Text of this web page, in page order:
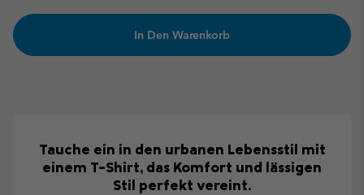
In Den Warenkorb
Tauche ein in den urbanen Lebensstil mit
einem T-Shirt, das Komfort und lässigen
Stil perfekt vereint.